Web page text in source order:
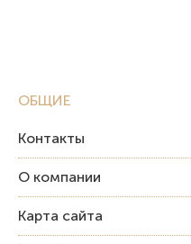
ОБЩИЕ
Контакты
О компании
Карта сайта